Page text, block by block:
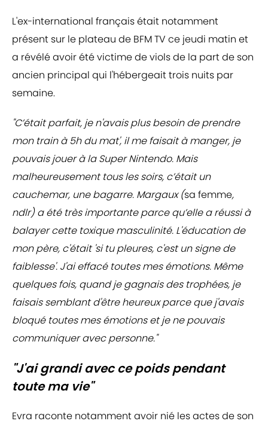
L'ex-international français était notamment
présent sur le plateau de BFM TV ce jeudi matin et
a révélé avoir été victime de viols de la part de son
ancien principal qui l'hébergeait trois nuits par
semaine.
"C’était parfait, je n'avais plus besoin de prendre
mon train à 5h du mat', il me faisait à manger, je
pouvais jouer à la Super Nintendo. Mais
malheureusement tous les soirs, c’était un
cauchemar, une bagarre. Margaux (sa femme,
ndlr) a été très importante parce qu’elle a réussi à
balayer cette toxique masculinité. L'éducation de
mon père, c'était 'si tu pleures, c'est un signe de
faiblesse'. J'ai effacé toutes mes émotions. Même
quelques fois, quand je gagnais des trophées, je
faisais semblant d'être heureux parce que j'avais
bloqué toutes mes émotions et je ne pouvais
communiquer avec personne."
"J'ai grandi avec ce poids pendant
toute ma vie"
Evra raconte notamment avoir nié les actes de son